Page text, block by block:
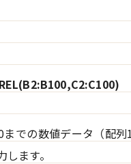
での数値データ（配列
ます。